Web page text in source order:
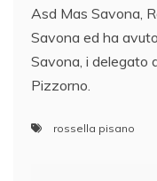
Asd Mas Savona,
Savona ed ha
Savona, i delegato
Pizzorno.
rossella pisano